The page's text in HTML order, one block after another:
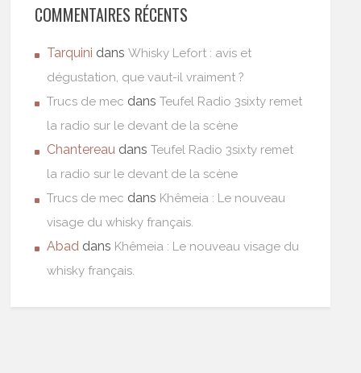
COMMENTAIRES RÉCENTS
Tarquini dansWhisky Lefort : avis et
dégustation, que vaut-il vraiment ?
Trucs de mec dansTeufel Radio 3sixty remet
la radio sur le devant de la scène
Chantereau dansTeufel Radio 3sixty remet
la radio sur le devant de la scène
Trucs de mec dans Khêmeia : Le nouveau
visage du whisky français.
Abad dans Khêmeia : Le nouveau visage du
whisky français.